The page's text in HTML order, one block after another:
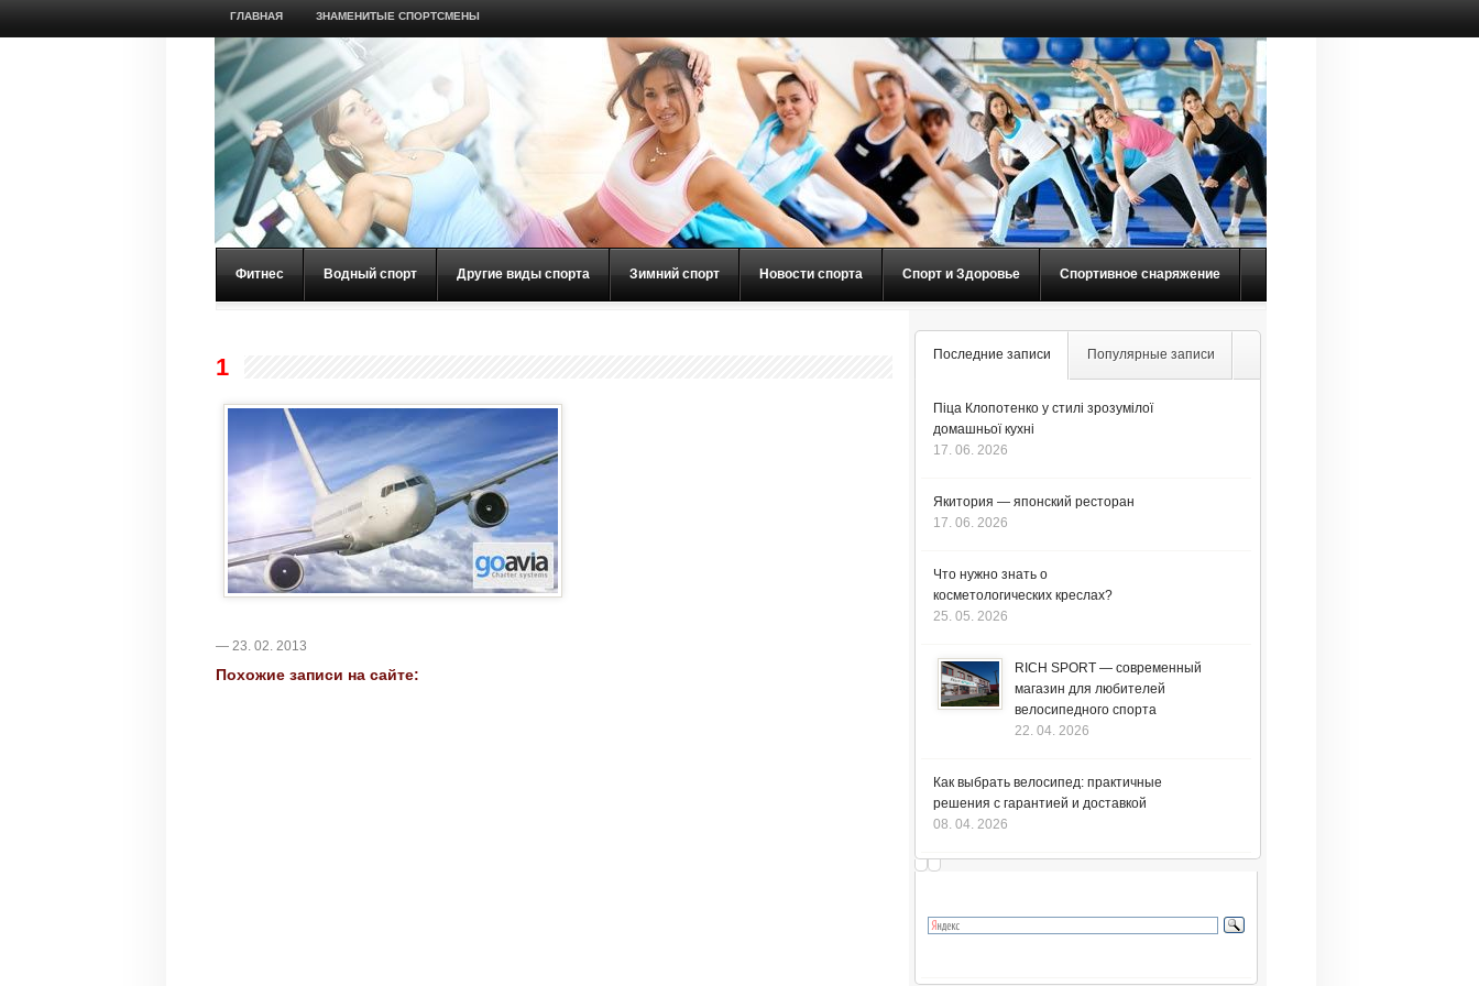
ГЛАВНАЯ ЗНАМЕНИТЫЕ СПОРТСМЕНЫ
Фитнес Водный спорт Другие виды спорта Зимний спорт Новости спорта Спорт и Здоровье Спортивное снаряжение
1
— 23. 02. 2013
Похожие записи на сайте:
Последние записи Популярные записи
Піца Клопотенко у стилі зрозумілої
домашньої кухні
17. 06. 2026
Якитория — японский ресторан
17. 06. 2026
Что нужно знать о
косметологических креслах?
25. 05. 2026
RICH SPORT — современный
магазин для любителей
велосипедного спорта
22. 04. 2026
Как выбрать велосипед: практичные
решения с гарантией и доставкой
08. 04. 2026